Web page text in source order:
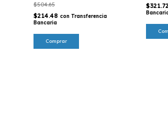
$504.65
$214.48 con Transferencia
Bancaria
Comprar
$321.72